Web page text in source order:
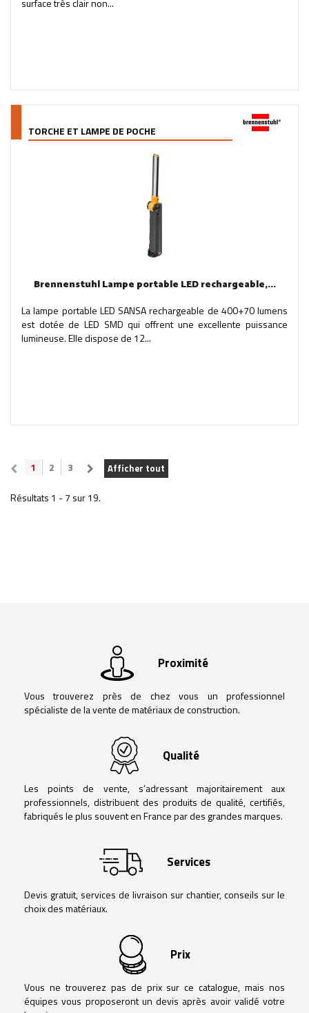
surface très clair non...
TORCHE ET LAMPE DE POCHE
Brennenstuhl Lampe portable LED rechargeable,...
La lampe portable LED SANSA rechargeable de 400+70 lumens
est dotée de LED SMD qui offrent une excellente puissance
lumineuse. Elle dispose de 12...
Afficher tout
1 2 3
Résultats 1 - 7 sur 19.
Proximité
Vous trouverez près de chez vous un professionnel
spécialiste de la vente de matériaux de construction.
Qualité
Les points de vente, s’adressant majoritairement aux
professionnels, distribuent des produits de qualité, certifiés,
fabriqués le plus souvent en France par des grandes marques.
Services
Devis gratuit, services de livraison sur chantier, conseils sur le
choix des matériaux.
Prix
Vous ne trouverez pas de prix sur ce catalogue, mais nos
équipes vous proposeront un devis après avoir validé votre